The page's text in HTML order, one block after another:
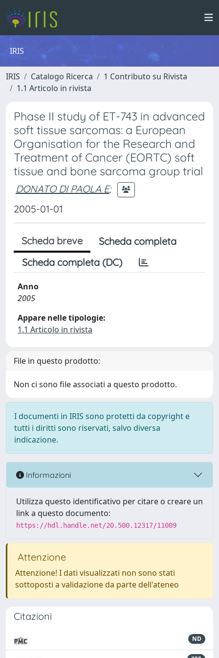
IRIS
IRIS Catalogo Ricerca
1 Contributo su Rivista
1.1 Articolo in rivista
Phase II study of ET-743 in advanced
soft tissue sarcomas: a European
Organisation for the Research and
Treatment of Cancer (EORTC) soft
tissue and bone sarcoma group trial
DONATO DI PAOLA E;
2005-01-01
Scheda breve
Scheda completa
Scheda completa (DC)
Anno
2005
Appare nelle tipologie:
1.1 Articolo in rivista
File in questo prodotto:
Non ci sono file associati a questo prodotto.
I documenti in IRIS sono protetti da copyright e
tutti i diritti sono riservati, salvo diversa
indicazione.
Informazioni
Utilizza questo identificativo per citare o creare un
link a questo documento:
https://hdl.handle.net/20.500.12317/11009
Attenzione
Attenzione! I dati visualizzati non sono stati
sottoposti a validazione da parte dell'ateneo
Citazioni
ND